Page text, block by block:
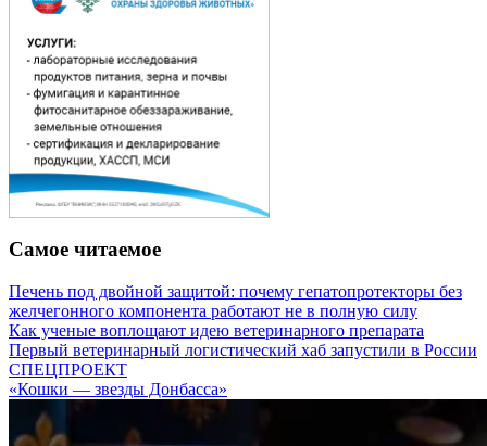
Самое читаемое
Печень под двойной защитой: почему гепатопротекторы без
желчегонного компонента работают не в полную силу
Как ученые воплощают идею ветеринарного препарата
Первый ветеринарный логистический хаб запустили в России
СПЕЦПРОЕКТ
«Кошки — звезды Донбасса»